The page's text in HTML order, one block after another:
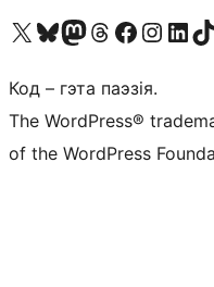
Наведайце наш акаўнт у X (былы Twitter)
Visit our Bluesky account
Visit our Mastodon account
Visit our Threads account
Наведаеце нашу старонку на
Наведайце
НаведайцеVisit
Код – гэта паэзія.
The WordPress®
of the WordPress